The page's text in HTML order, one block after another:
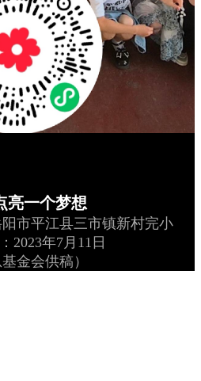
亮一个梦想
市平江县三市镇新村完小
2023年7月11日
基金会供稿）